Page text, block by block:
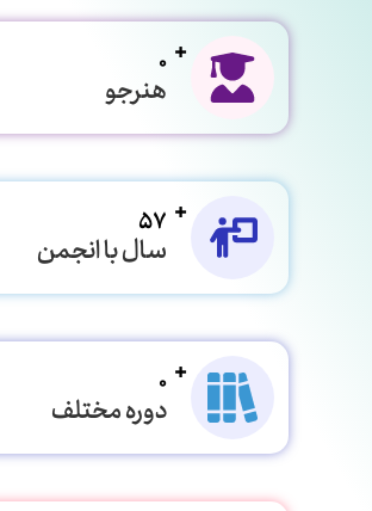
0
هنرجو
57
سال با انجمن
0
دوره مختلف